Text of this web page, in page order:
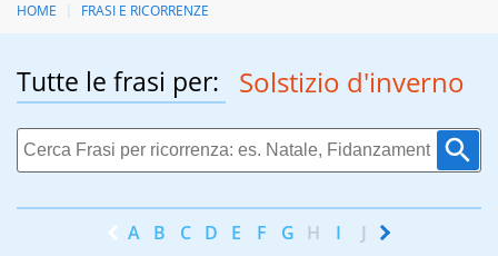
HOME FRASI E RICORRENZE
Tutte le frasi per: Solstizio d'inverno
A B C D E F G H I J K